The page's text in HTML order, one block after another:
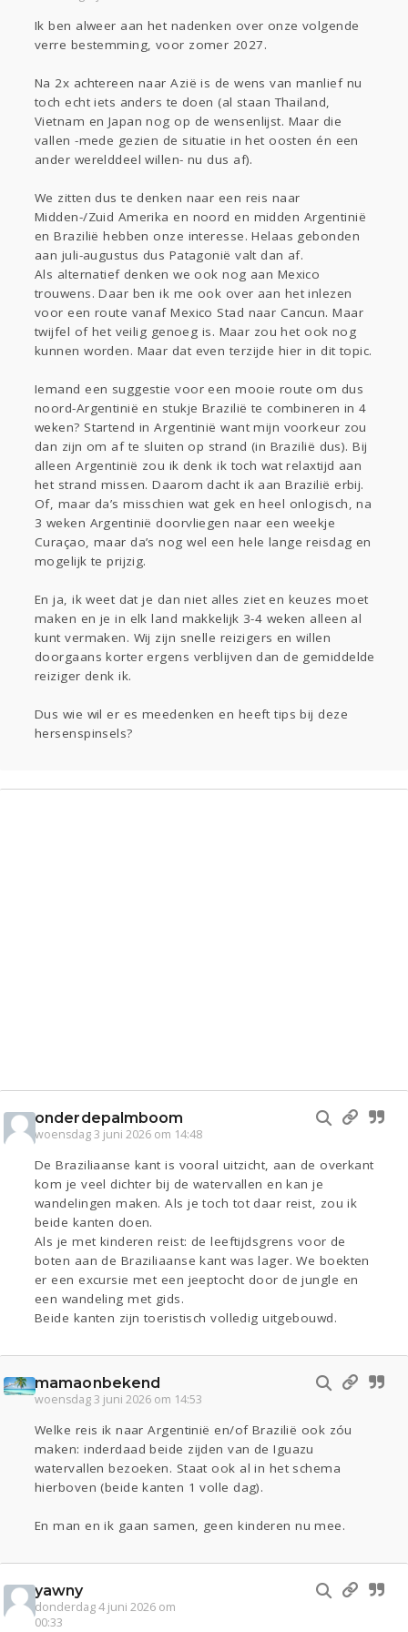
Gevraagd
Horen Doen
Zien
Ik ben alweer aan het nadenken over onze volgende
verre bestemming, voor zomer 2027.
Na 2x achtereen naar Azië is de wens van manlief nu
toch echt iets anders te doen (al staan Thailand,
Vietnam en Japan nog op de wensenlijst. Maar die
vallen -mede gezien de situatie in het oosten én een
ander werelddeel willen- nu dus af).
We zitten dus te denken naar een reis naar
Midden-/Zuid Amerika en noord en midden Argentinië
en Brazilië hebben onze interesse. Helaas gebonden
aan juli-augustus dus Patagonië valt dan af.
Als alternatief denken we ook nog aan Mexico
trouwens. Daar ben ik me ook over aan het inlezen
voor een route vanaf Mexico Stad naar Cancun. Maar
twijfel of het veilig genoeg is. Maar zou het ook nog
kunnen worden. Maar dat even terzijde hier in dit topic.
Iemand een suggestie voor een mooie route om dus
noord-Argentinië en stukje Brazilië te combineren in 4
weken? Startend in Argentinië want mijn voorkeur zou
dan zijn om af te sluiten op strand (in Brazilië dus). Bij
alleen Argentinië zou ik denk ik toch wat relaxtijd aan
het strand missen. Daarom dacht ik aan Brazilië erbij.
Of, maar da’s misschien wat gek en heel onlogisch, na
3 weken Argentinië doorvliegen naar een weekje
Curaçao, maar da’s nog wel een hele lange reisdag en
mogelijk te prijzig.
En ja, ik weet dat je dan niet alles ziet en keuzes moet
maken en je in elk land makkelijk 3-4 weken alleen al
kunt vermaken. Wij zijn snelle reizigers en willen
doorgaans korter ergens verblijven dan de gemiddelde
reiziger denk ik.
Dus wie wil er es meedenken en heeft tips bij deze
hersenspinsels?
onderdepalmboom
woensdag 3 juni 2026 om 14:48
De Braziliaanse kant is vooral uitzicht, aan de overkant
kom je veel dichter bij de watervallen en kan je
wandelingen maken. Als je toch tot daar reist, zou ik
beide kanten doen.
Als je met kinderen reist: de leeftijdsgrens voor de
boten aan de Braziliaanse kant was lager. We boekten
er een excursie met een jeeptocht door de jungle en
een wandeling met gids.
Beide kanten zijn toeristisch volledig uitgebouwd.
mamaonbekend
woensdag 3 juni 2026 om 14:53
Welke reis ik naar Argentinië en/of Brazilië ook zóu
maken: inderdaad beide zijden van de Iguazu
watervallen bezoeken. Staat ook al in het schema
hierboven (beide kanten 1 volle dag).
En man en ik gaan samen, geen kinderen nu mee.
yawny
donderdag 4 juni 2026 om
00:33